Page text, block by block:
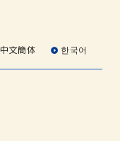
中文簡体 한국어